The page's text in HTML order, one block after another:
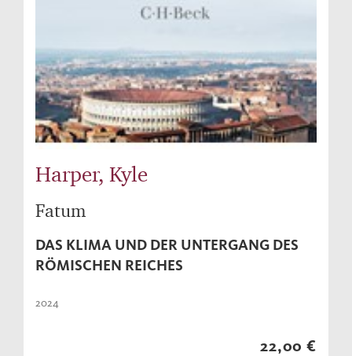
Harper, Kyle
Fatum
DAS KLIMA UND DER UNTERGANG DES
RÖMISCHEN REICHES
2024
22,00 €